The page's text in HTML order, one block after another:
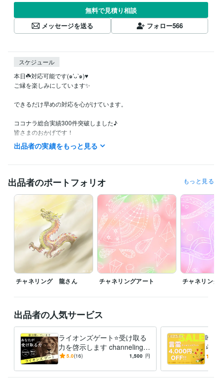
無料で見積り相談
メッセージを送る
フォロー566
スケジュール
本日☘️対応可能です(๑′ᴗ‵๑)♥
ご縁を楽しみにしています✨
できるだけ早めの対応を心がけています。
ココナラ総合実績300件突破しました♪
皆さまのおかげです！
本当にありがとうございます♪
【お休み】
８月
23日（日）
24日（月）
【チャネリング時間】
平日→  8:00～20:00
祝土日10:00～20:00
やさしく丁寧に
真心を込めてチャネリングさせていただきます♡
経験職種
ライフスタイル・その他 / 公務員 経験年数 : 18年
職歴
ココナラ スピチュアル部門 2023年1月 ~ 現在
出品者の実績をもっと見る
出品者のポートフォリオ もっと見る
チャネリング 龍さん チャネリングアート チャネリング
出品者の人気サービス
ライオンズゲート⭐️受け取る
力を啓示します channeling A
rt♡期間中にお届け♡
5.0(16) 1,500 円
唯一
ら絵
言葉